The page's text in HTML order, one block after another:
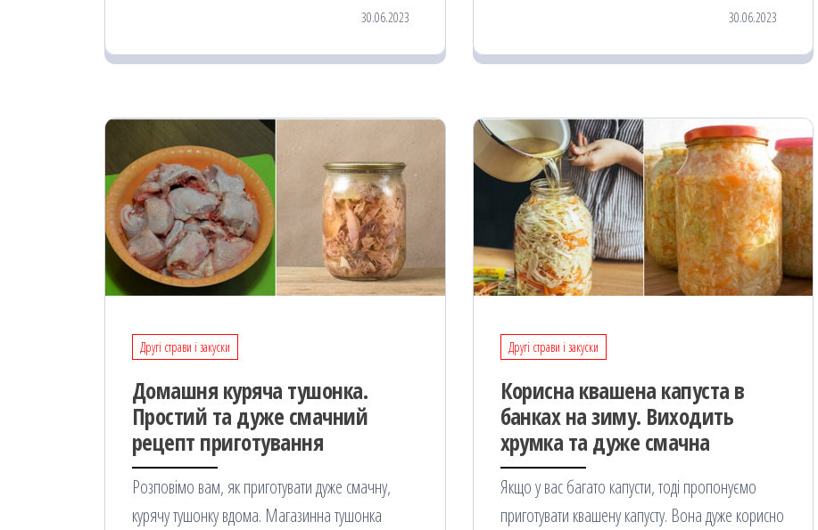
k on ис
30.06.2023
k on ис
30.06.2023
Другі страви і закуски
Домашня куряча тушонка.
Простий та дуже смачний
рецепт приготування
Розповімо вам, як приготувати дуже смачну,
курячу тушонку вдома. Магазинна тушонка
Другі страви і закуски
Корисна квашена капуста в
банках на зиму. Виходить
хрумка та дуже смачна
Якщо у вас багато капусти, тоді пропонуємо
приготувати квашену капусту. Вона дуже корисно